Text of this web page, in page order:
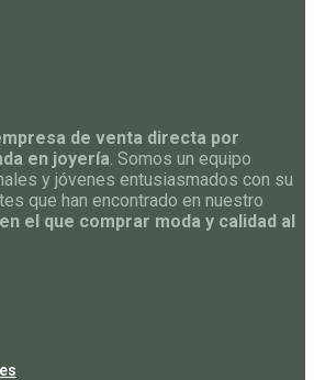
de venta directa por
en joyería. Somos un equipo
y jóvenes entusiasmados con su
que han encontrado en nuestro
el que comprar moda y calidad al